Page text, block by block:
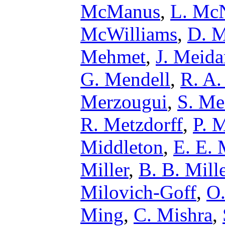
McManus, L.
McWilliams, D.
Mehmet, J.
G. Mendell, R.
Merzougui, S.
R. Metzdorff, P.
Middleton, E. E.
Miller, B. B.
Milovich-Goff,
Ming, C. Mishra,